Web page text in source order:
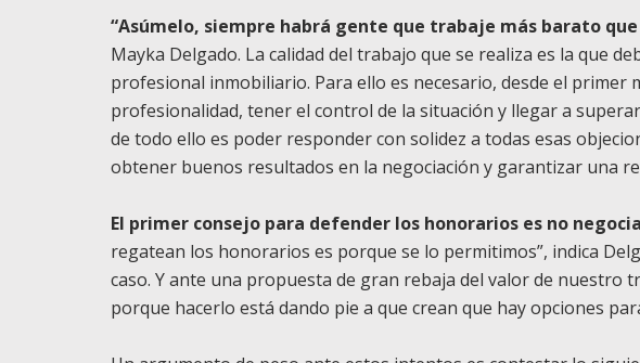
“Asúmelo, siempre habrá gente que trabaje más barato
Mayka Delgado. La calidad del trabajo que se realiza es la que
profesional inmobiliario. Para ello es necesario, desde el primer
profesionalidad, tener el control de la situación y llegar a
de todo ello es poder responder con solidez a todas esas
obtener buenos resultados en la negociación y garantizar una
El primer consejo para defender los honorarios es no
regatean los honorarios es porque se lo permitimos”, indica
caso. Y ante una propuesta de gran rebaja del valor de nuestro
porque hacerlo está dando pie a que crean que hay opciones